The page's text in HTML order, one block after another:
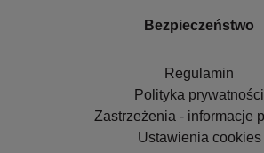
Bezpieczeństwo
Regulamin
Polityka prywatności
Zastrzeżenia - informacje
Ustawienia cookies